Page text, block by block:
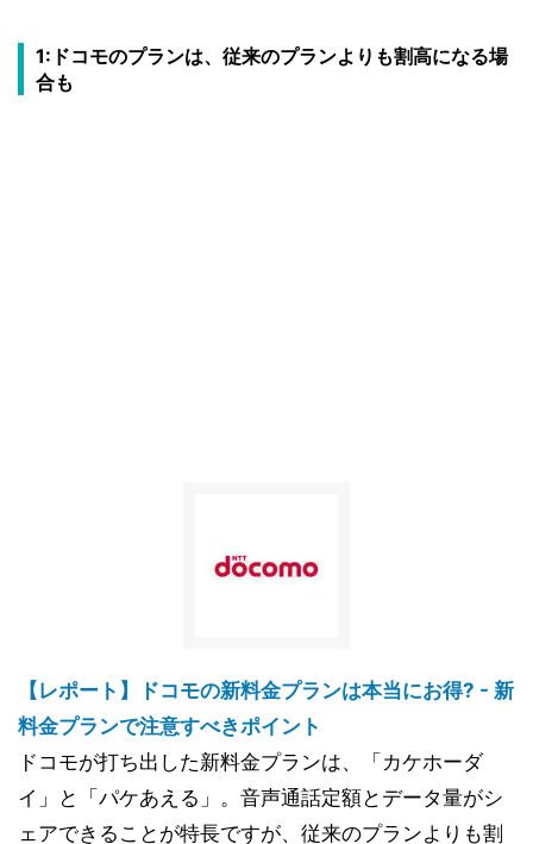
1:ドコモのプランは、従来のプランよりも割高になる場
合も
【レポート】ドコモの新料金プランは本当にお得? - 新
料金プランで注意すべきポイント
ドコモが打ち出した新料金プランは、「カケホーダ
イ」と「パケあえる」。音声通話定額とデータ量がシ
ェアできることが特長ですが、従来のプランよりも割